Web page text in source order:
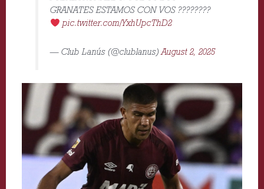
GRANATES ESTAMOS CON VOS ????????
pic.twitter.com/YxhUpcThD2
— Club Lanús (@clublanus)August 2, 2025